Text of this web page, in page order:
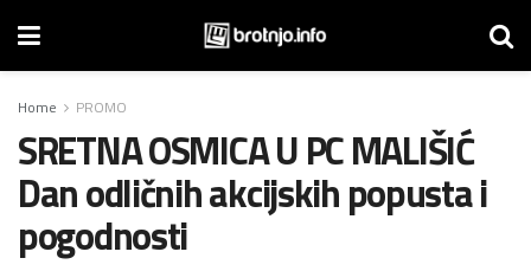
Home PROMO
SRETNA OSMICA U PC MALIŠIĆ
Dan odličnih akcijskih popusta i
pogodnosti